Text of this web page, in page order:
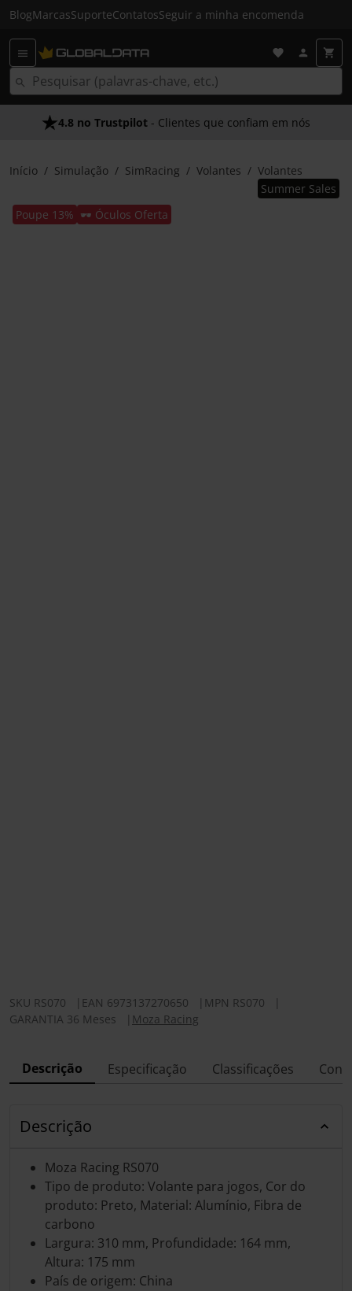
BlogMarcasSuporteContatosSeguir a minha encomenda
4.8 no Trustpilot - Clientes que confiam em nós
Início Simulação SimRacing Volantes Volantes
Poupe 13% 🕶️ Óculos Oferta
Summer Sales
SKU RS070 EAN 6973137270650 MPN RS070
GARANTIA 36 Meses
Moza Racing
Descrição Especificação Classificações
Descrição
Moza Racing RS070
Tipo de produto: Volante para jogos, Cor do
produto: Preto, Material: Alumínio, Fibra de
carbono
Largura: 310 mm, Profundidade: 164 mm,
Altura: 175 mm
País de origem: China